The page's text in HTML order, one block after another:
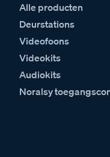
Alle producten
Deurstations
Videofoons
Videokits
Audiokits
Noralsy